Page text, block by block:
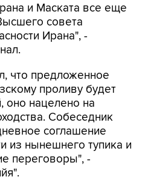
и Маската все еще
совета
Ирана", -
что предложенное
проливу будет
оно нацелено на
Собеседник
соглашение
из нынешнего тупика и
переговоры", -